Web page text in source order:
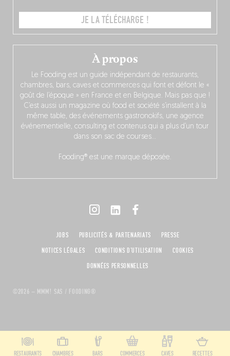
À propos
Le Fooding est un guide indépendant de restaurants,
chambres, bars, caves et commerces qui font et défont le «
goût de l’époque » en France et en Belgique. Mais pas que !
C’est aussi un magazine où food et société s’installent à la
même table, des événements gastronokifs, une agence
événementielle, consulting et contenus qui a plus d’un tour
dans son sac de courses…
Fooding® est une marque déposée.
JE LA TÉLÉCHARGE !
©2026 – MMM! SAS / FOODING®
JOBS PUBLICITÉS & PARTENARIATS
PRESSE
NOTICES LÉGALES
CONDITIONS D'UTILISATION
COOKIES
DONNÉES PERSONNELLES
RESTAURANTS CHAMBRES BARS COMMERCES CAVES RECETTES